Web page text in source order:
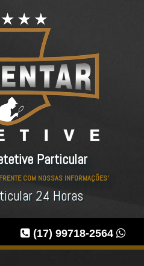
Particular
COM NOSSAS INFORMAÇÕES'
24 Horas
(17) 99718-2564